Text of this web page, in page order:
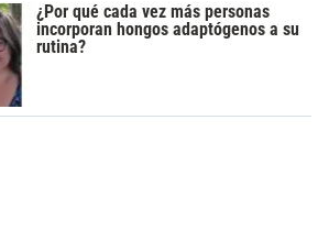
¿Por qué cada vez más personas
incorporan hongos adaptógenos a su
rutina?